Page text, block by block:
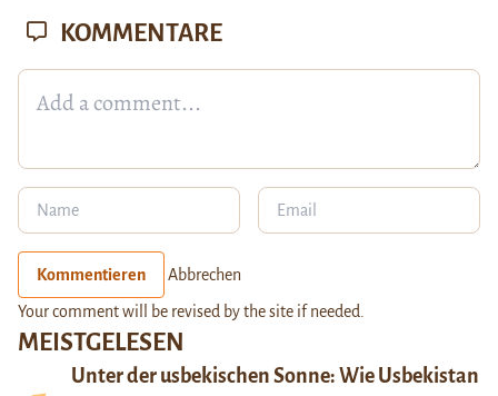
MEISTGELESEN
Unter der usbekischen Sonne: Wie Usbekistan
KOMMENTARE
Kommentieren Abbrechen
Your comment will be revised by the site if needed.